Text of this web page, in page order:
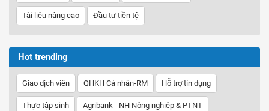
Tài liệu nâng cao Đầu tư tiền tệ
Hot trending
Giao dịch viên QHKH Cá nhân-RM Hỗ trợ tín dụng
Thực tập sinh Agribank - NH Nông nghiệp & PTNT